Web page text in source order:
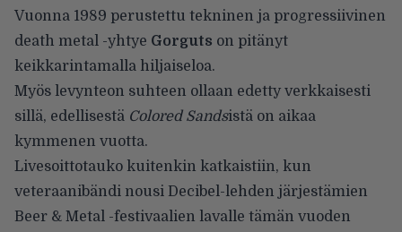
Vuonna 1989 perustettu tekninen ja progressiivinen
death metal -yhtye Gorguts on pitänyt
keikkarintamalla hiljaiseloa.
Myös levynteon suhteen ollaan edetty verkkaisesti
sillä, edellisestä Colored Sandsistä on aikaa
kymmenen vuotta.
Livesoittotauko kuitenkin katkaistiin, kun
veteraanibändi nousi Decibel-lehden järjestämien
Beer & Metal -festivaalien lavalle tämän vuoden